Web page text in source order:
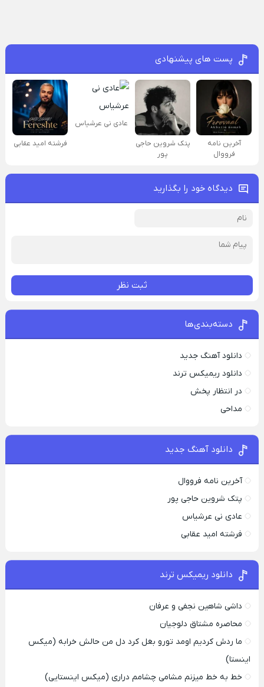
پست های پیشنهادی
آخرین نامه
فرووال
پتک شروین حاجی
پور
عادی نی عرشیاس
فرشته امید عقابی
دیدگاه خود را بگذارید
ثبت نظر
دسته‌بندی‌ها
دانلود آهنگ جدید
دانلود ریمیکس ترند
در انتظار پخش
مداحی
دانلود آهنگ جدید
آخرین نامه فرووال
پتک شروین حاجی پور
عادی نی عرشیاس
فرشته امید عقابی
دانلود ریمیکس ترند
داشی شاهین نجفی و عرفان
محاصره مشتاق دلوجیان
ما ردش کردیم اومد تورو بغل کرد دل من حالش خرابه (میکس
اینستا)
خط به خط میزنم مشامی چشامم دراری (میکس اینستایی)